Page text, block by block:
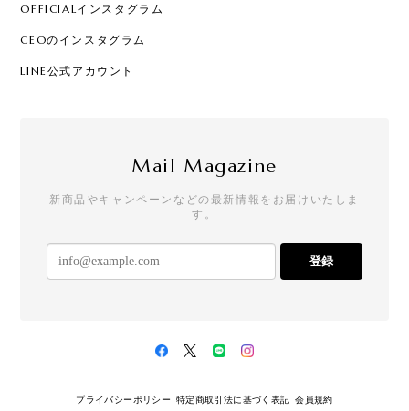
OFFICIALインスタグラム
CEOのインスタグラム
LINE公式アカウント
Mail Magazine
新商品やキャンペーンなどの最新情報をお届けいたしま
す。
登録
プライバシーポリシー 特定商取引法に基づく表記 会員規約